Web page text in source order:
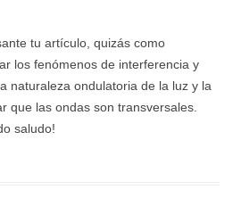
tu artículo, quizás como
los fenómenos de interferencia y
naturaleza ondulatoria de la luz y la
que las ondas son transversales.
saludo!